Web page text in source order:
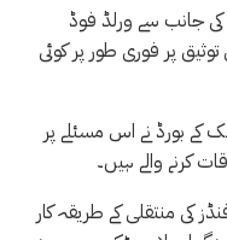
کی جانب سے ورلڈ فوڈ
پر فوری طور پر کوئی
کے بورڈ نے اس مسئلے پر
کرنے والے ہیں۔
کی منتقلی کے طریقہ کار